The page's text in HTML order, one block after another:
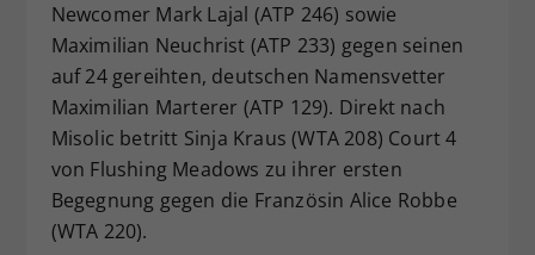
Newcomer Mark Lajal (ATP 246) sowie
Maximilian Neuchrist (ATP 233) gegen seinen
auf 24 gereihten, deutschen Namensvetter
Maximilian Marterer (ATP 129). Direkt nach
Misolic betritt Sinja Kraus (WTA 208) Court 4
von Flushing Meadows zu ihrer ersten
Begegnung gegen die Französin Alice Robbe
(WTA 220).